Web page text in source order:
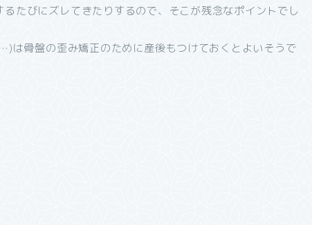
たびにズレてきたりするので、そこが残念なポイントでし
は骨盤の歪み矯正のために産後もつけておくとよいそうで